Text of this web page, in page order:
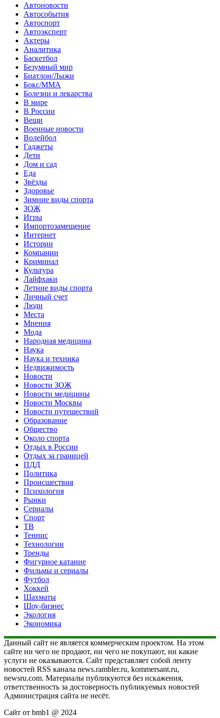
Автоновости
Автособытия
Автоспорт
Автоэксперт
Актеры
Аналитика
Баскетбол
Безумный мир
Биатлон/Лыжи
Бокс/MMA
Болезни и лекарства
В мире
В России
Вещи
Военные новости
Волейбол
Гаджеты
Дети
Дом и сад
Еда
Звёзды
Здоровье
Зимние виды спорта
ЗОЖ
Игры
Импортозамещение
Интернет
Истории
Компании
Криминал
Культура
Лайфхаки
Летние виды спорта
Личный счет
Люди
Места
Мнения
Мода
Народная медицина
Наука
Наука и техника
Недвижимость
Новости
Новости ЗОЖ
Новости медицины
Новости Москвы
Новости путешествий
Образование
Общество
Около спорта
Отдых в России
Отдых за границей
ПДД
Политика
Происшествия
Психология
Рынки
Сериалы
Спорт
ТВ
Теннис
Технологии
Тренды
Фигурное катание
Фильмы и сериалы
Футбол
Хоккей
Шахматы
Шоу-бизнес
Экология
Экономика
Данный сайт не является коммерческим проектом. На этом
сайте ни чего не продают, ни чего не покупают, ни какие
услуги не оказываются. Сайт представляет собой ленту
новостей RSS канала news.rambler.ru, kommersant.ru,
newsru.com. Материалы публикуются без искажения,
ответственность за достоверность публикуемых новостей
Администрация сайта не несёт.
Сайт от bmb1 @ 2024